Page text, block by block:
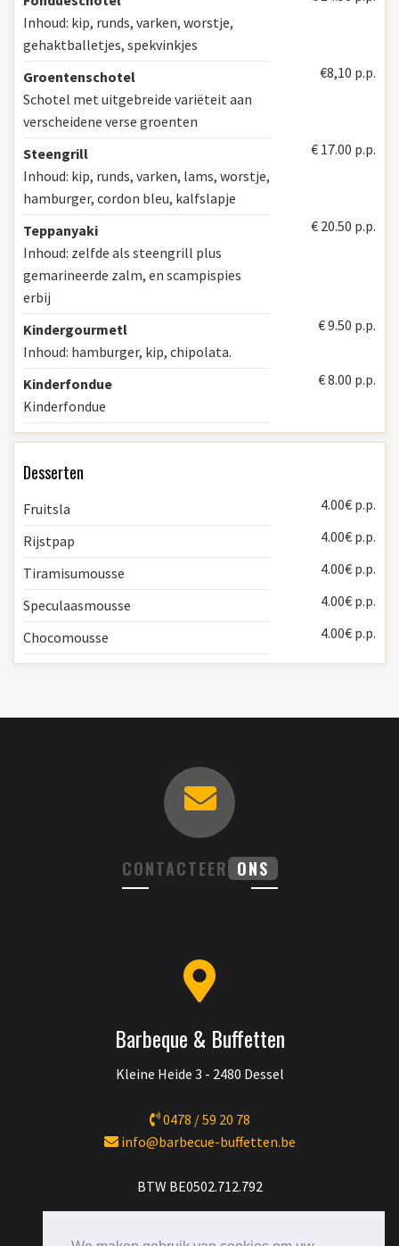
Inhoud: kip, runds, varken, worstje,
gehaktballetjes, spekvinkjes
Groentenschotel
Schotel met uitgebreide variëteit aan
verscheidene verse groenten
€8,10 p.p.
Steengrill
Inhoud: kip, runds, varken, lams, worstje,
hamburger, cordon bleu, kalfslapje
€ 17.00 p.p.
Teppanyaki
Inhoud: zelfde als steengrill plus
gemarineerde zalm, en scampispies
erbij
€ 20.50 p.p.
Kindergourmetl
Inhoud: hamburger, kip, chipolata.
€ 9.50 p.p.
Kinderfondue
Kinderfondue
€ 8.00 p.p.
Desserten
Fruitsla 4.00€ p.p.
Rijstpap 4.00€ p.p.
Tiramisumousse 4.00€ p.p.
Speculaasmousse 4.00€ p.p.
Chocomousse 4.00€ p.p.
CONTACTEER ONS
Barbeque & Buffetten
Kleine Heide 3 - 2480 Dessel
0478 / 59 20 78
info@barbecue-buffetten.be
BTW BE0502.712.792